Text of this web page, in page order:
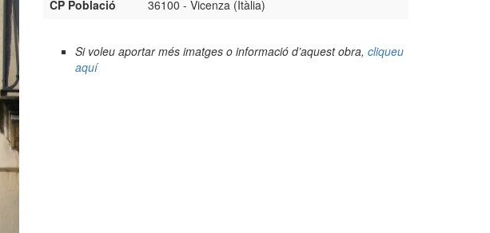
CP Població 36100 - Vicenza (Itàlia)
Si voleu aportar més imatges o informació d’aquest obra, cliqueu
aquí